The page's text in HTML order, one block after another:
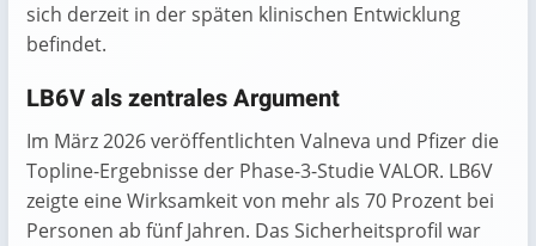
sich derzeit in der späten klinischen Entwicklung
befindet.
LB6V als zentrales Argument
Im März 2026 veröffentlichten Valneva und Pfizer die
Topline-Ergebnisse der Phase-3-Studie VALOR. LB6V
zeigte eine Wirksamkeit von mehr als 70 Prozent bei
Personen ab fünf Jahren. Das Sicherheitsprofil war